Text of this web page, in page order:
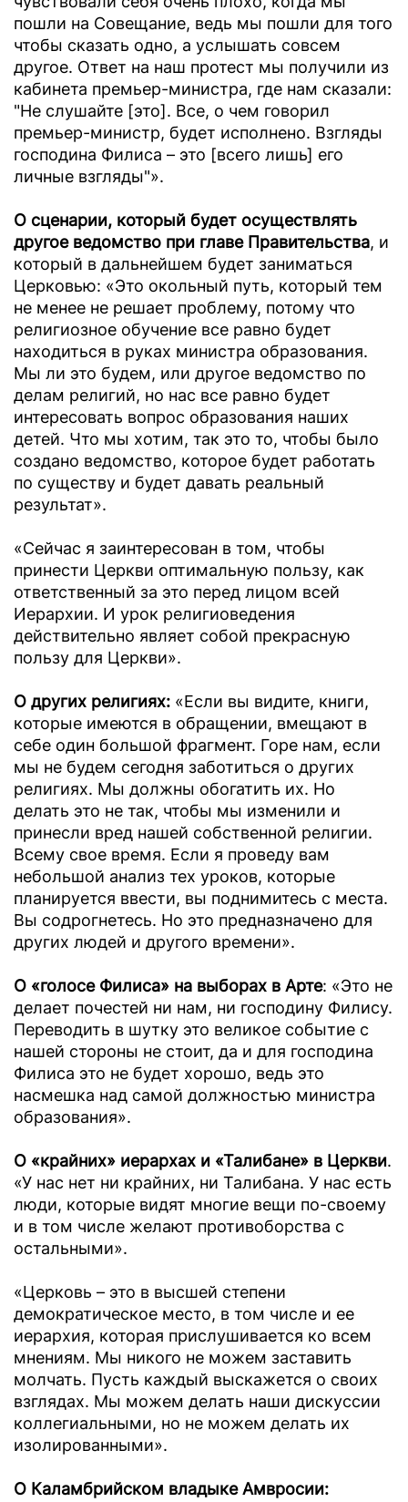
пошли на Совещание, ведь мы пошли для того
чтобы сказать одно, а услышать совсем
другое. Ответ на наш протест мы получили из
кабинета премьер-министра, где нам сказали:
"Не слушайте [это]. Все, о чем говорил
премьер-министр, будет исполнено. Взгляды
господина Филиса – это [всего лишь] его
личные взгляды"».
О сценарии, который будет осуществлять
другое ведомство при главе Правительства, и
который в дальнейшем будет заниматься
Церковью: «Это окольный путь, который тем
не менее не решает проблему, потому что
религиозное обучение все равно будет
находиться в руках министра образования.
Мы ли это будем, или другое ведомство по
делам религий, но нас все равно будет
интересовать вопрос образования наших
детей. Что мы хотим, так это то, чтобы было
создано ведомство, которое будет работать
по существу и будет давать реальный
результат».
«Сейчас я заинтересован в том, чтобы
принести Церкви оптимальную пользу, как
ответственный за это перед лицом всей
Иерархии. И урок религиоведения
действительно являет собой прекрасную
пользу для Церкви».
О других религиях: «Если вы видите, книги,
которые имеются в обращении, вмещают в
себе один большой фрагмент. Горе нам, если
мы не будем сегодня заботиться о других
религиях. Мы должны обогатить их. Но
делать это не так, чтобы мы изменили и
принесли вред нашей собственной религии.
Всему свое время. Если я проведу вам
небольшой анализ тех уроков, которые
планируется ввести, вы поднимитесь с места.
Вы содрогнетесь. Но это предназначено для
других людей и другого времени».
О «голосе Филиса» на выборах в Арте: «Это не
делает почестей ни нам, ни господину Филису.
Переводить в шутку это великое событие с
нашей стороны не стоит, да и для господина
Филиса это не будет хорошо, ведь это
насмешка над самой должностью министра
образования».
О «крайних» иерархах и «Талибане» в Церкви.
«У нас нет ни крайних, ни Талибана. У нас есть
люди, которые видят многие вещи по-своему
и в том числе желают противоборства с
остальными».
«Церковь – это в высшей степени
демократическое место, в том числе и ее
иерархия, которая прислушивается ко всем
мнениям. Мы никого не можем заставить
молчать. Пусть каждый выскажется о своих
взглядах. Мы можем делать наши дискуссии
коллегиальными, но не можем делать их
изолированными».
О Каламбрийском владыке Амвросии: